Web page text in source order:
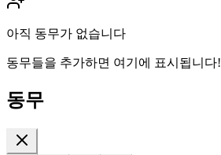
아직 동무가 없습니다
동무들을 추가하면 여기에 표시됩니다!
동무